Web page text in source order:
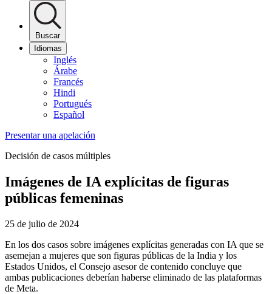
Buscar
Idiomas
Inglés
Árabe
Francés
Hindi
Portugués
Español
Presentar una apelación
Decisión de casos múltiples
Imágenes de IA explícitas de figuras
públicas femeninas
25 de julio de 2024
En los dos casos sobre imágenes explícitas generadas con IA que se
asemejan a mujeres que son figuras públicas de la India y los
Estados Unidos, el Consejo asesor de contenido concluye que
ambas publicaciones deberían haberse eliminado de las plataformas
de Meta.